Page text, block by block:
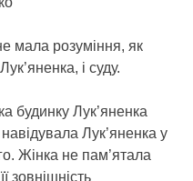
мала розуміння, як
і суду.
будинку Лук’яненка
Лук’яненка у
Жінка не пам’ятала
зовнішність